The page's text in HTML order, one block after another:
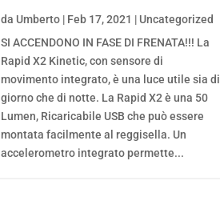
da Umberto| Feb 17, 2021 | Uncategorized
SI ACCENDONO IN FASE DI FRENATA!!! La
Rapid X2 Kinetic, con sensore di
movimento integrato, è una luce utile sia di
giorno che di notte. La Rapid X2 è una 50
Lumen, Ricaricabile USB che può essere
montata facilmente al reggisella. Un
accelerometro integrato permette...